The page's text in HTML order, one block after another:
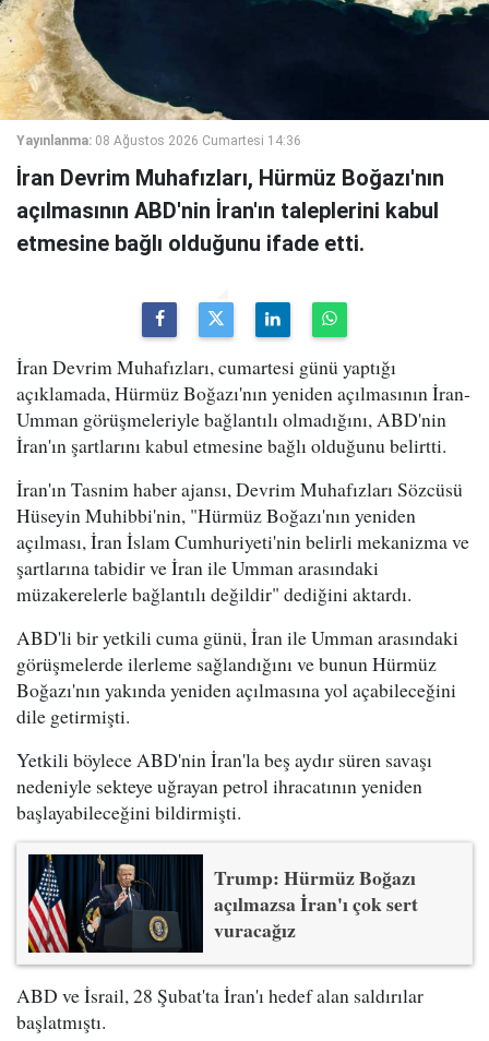
Yayınlanma: 08 Ağustos 2026 Cumartesi 14:36
İran Devrim Muhafızları, Hürmüz Boğazı'nın
açılmasının ABD'nin İran'ın taleplerini kabul
etmesine bağlı olduğunu ifade etti.
İran Devrim Muhafızları, cumartesi günü yaptığı
açıklamada, Hürmüz Boğazı'nın yeniden açılmasının İran-
Umman görüşmeleriyle bağlantılı olmadığını, ABD'nin
İran'ın şartlarını kabul etmesine bağlı olduğunu belirtti.
İran'ın Tasnim haber ajansı, Devrim Muhafızları Sözcüsü
Hüseyin Muhibbi'nin, "Hürmüz Boğazı'nın yeniden
açılması, İran İslam Cumhuriyeti'nin belirli mekanizma ve
şartlarına tabidir ve İran ile Umman arasındaki
müzakerelerle bağlantılı değildir" dediğini aktardı.
ABD'li bir yetkili cuma günü, İran ile Umman arasındaki
görüşmelerde ilerleme sağlandığını ve bunun Hürmüz
Boğazı'nın yakında yeniden açılmasına yol açabileceğini
dile getirmişti.
Yetkili böylece ABD'nin İran'la beş aydır süren savaşı
nedeniyle sekteye uğrayan petrol ihracatının yeniden
başlayabileceğini bildirmişti.
Trump: Hürmüz Boğazı
açılmazsa İran'ı çok sert
vuracağız
ABD ve İsrail, 28 Şubat'ta İran'ı hedef alan saldırılar
başlatmıştı.